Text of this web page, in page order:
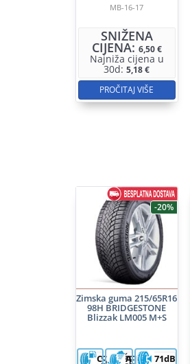
SNIŽENA
CIJENA: 6,50€
Najniža cijena u
30d:5,18€
MB-16-17
PROČITAJ VIŠE
-20%
Zimska guma 215/65R16
98H BRIDGESTONE
Blizzak LM005 M+S
SNIŽENA
C A 71dB